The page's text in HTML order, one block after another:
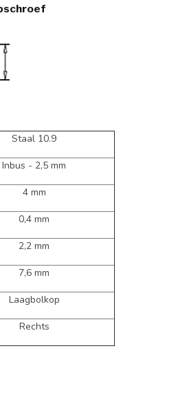
Staal 10.9
Inbus - 2,5 mm
4 mm
0,4 mm
2,2 mm
7,6 mm
Laagbolkop
Rechts